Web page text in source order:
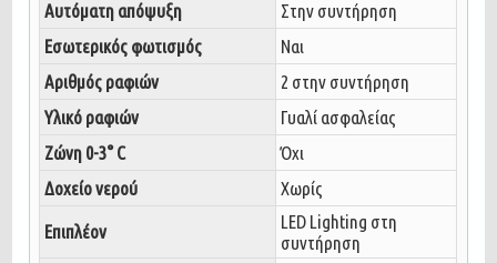
Αυτόματη απόψυξη
Στην συντήρηση
Εσωτερικός φωτισμός
Ναι
Αριθμός ραφιών
2 στην συντήρηση
Υλικό ραφιών
Γυαλί ασφαλείας
Ζώνη 0-3° C
Όχι
Δοχείο νερού
Χωρίς
Επιπλέον
LED Lighting στη
συντήρηση